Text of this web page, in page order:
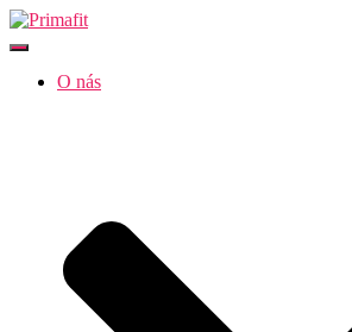
Přepnout navigaci
O nás